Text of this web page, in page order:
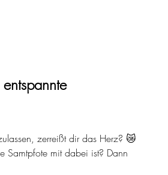
zerreißt dir das Herz? 😿
Samtpfote mit dabei ist? Dann